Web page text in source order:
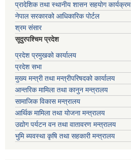
प्रादेशिक तथा स्थानीय शासन सहयोग कार्यक्रम
नेपाल सरकारको आधिकारिक पोर्टल
श्रम संसार
सूदुरपश्चिम प्रदेश
प्रदेश प्रमुखको कार्यालय
प्रदेश सभा
मुख्य मन्त्री तथा मन्त्रीपरिषदको कार्यालय
आन्तरिक मामिला तथा कानुन मन्त्रालय
सामाजिक विकास मन्त्रालय
आर्थिक मामिला तथा योजना मन्त्रालय
उद्योग पर्यटन वन तथा वातावरण मन्त्रालय
भुमि ब्यवस्था कृषि तथा सहकारी मन्त्रालय